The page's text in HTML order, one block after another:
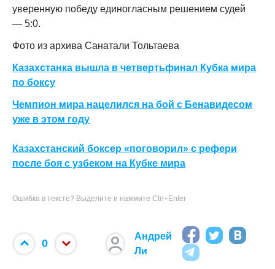
уверенную победу единогласным решением судей
— 5:0.
Фото из архива Санатали Тольтаева
Казахстанка вышла в четвертьфинал Кубка мира
по боксу
Чемпион мира нацелился на бой с Бенавидесом
уже в этом году
Казахстанский боксер «поговорил» с рефери
после боя с узбеком на Кубке мира
Ошибка в тексте? Выделите и нажмите Ctrl+Enter
0
Андрей
Ли